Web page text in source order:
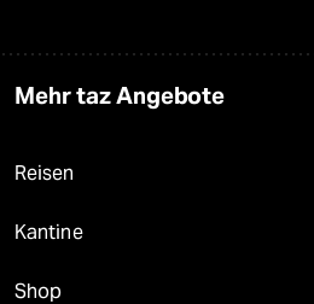
Mehr taz Angebote
Reisen
Kantine
Shop